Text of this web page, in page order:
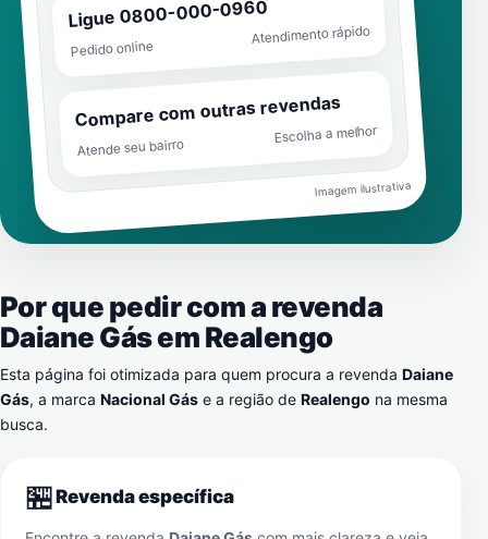
Ligue 0800-000-0960
Pedido online
Atendimento rápido
Compare com outras revendas
Atende seu bairro
Escolha a melhor
Imagem ilustrativa
Por que pedir com a revenda
Daiane Gás emRealengo
Esta página foi otimizada para quem procura a revenda Daiane
Gás, a marca Nacional Gás e a região de Realengo na mesma
busca.
🏪Revenda específica